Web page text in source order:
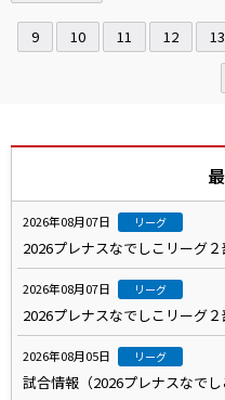
9 10 11 12 13
2026年08月07日 リーグ
2026プレナスなでしこリーグ
2026年08月07日 リーグ
2026プレナスなでしこリーグ
2026年08月05日 リーグ
試合情報（2026プレナスなでし